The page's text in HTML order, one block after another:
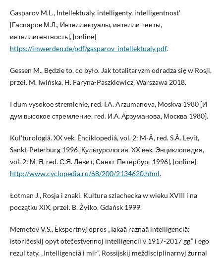
Gasparov M.L., Intellektualy, intelligenty, intelligentnost’
[Гаспаров М.Л., Интеллектуалы, интелли-генты,
интеллигентность], [online]
https://imwerden.de/pdf/gasparov_intellektualy.pdf.
Gessen M., Będzie to, co było. Jak totalitaryzm odradza się w Rosji,
przeł. M. Iwińska, H. Faryna-Paszkiewicz, Warszawa 2018.
I dum vysokoe stremlenie, red. I.A. Arzumanova, Moskva 1980 [И
дум высокое стремление, red. И.А. Арзуманова, Москва 1980].
Kul’turologiâ. XX vek. Ènciklopediâ, vol. 2: M-Â, red. S.Â. Levit,
Sankt-Peterburg 1996 [Культурология. XX век. Энциклопедия,
vol. 2: М-Я, red. С.Я. Левит, Санкт-Петербург 1996], [online]
http://www.cyclopedia.ru/68/200/2134620.html.
Łotman J., Rosja i znaki. Kultura szlachecka w wieku XVIII i na
początku XIX, przeł. B. Żyłko, Gdańsk 1999.
Memetov V.S., Èkspertnyj opros „Takaâ raznaâ intelligenciâ:
istoričeskij opyt otečestvennoj intelligencii v 1917-2017 gg.” i ego
rezul’taty, „Intelligenciâ i mir”. Rossijskij meždisciplinarnyj žurnal